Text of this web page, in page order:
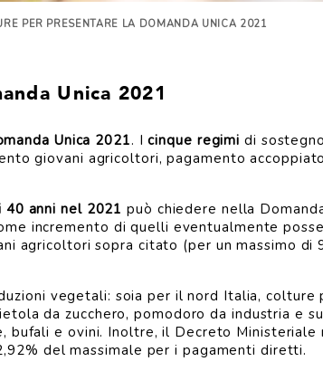
PER PRESENTARE LA DOMANDA UNICA 2021
Unica 2021
Unica 2021. Icinque regimi di
giovani agricoltori, pagamento
40 anni nel 2021 può chiedere nella
incremento di quelli eventualmente
agricoltori sopra citato (per un massimo di
vegetali: soia per il nord Italia, colture
da zucchero, pomodoro da industria e
bufali e ovini. Inoltre, il Decreto
del massimale per i pagamenti diretti.